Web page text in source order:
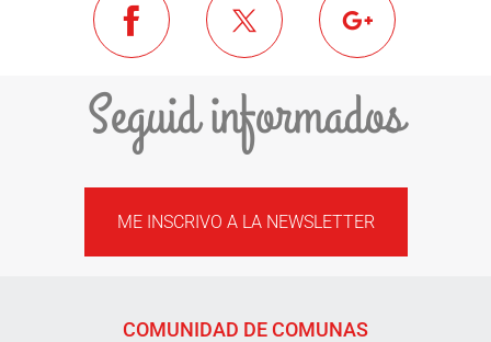
Seguid informados
ME INSCRIVO A LA NEWSLETTER
COMUNIDAD DE COMUNAS